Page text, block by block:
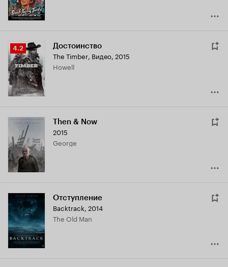
Рейтинг
Кинопоиска
4.2
4.2 Достоинство
The Timber, Видео, 2015
Howell
Then & Now
2015
George
Отступление
Backtrack, 2014
The Old Man